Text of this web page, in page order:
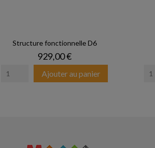
Structure fonctionnelle D6
Prix
929,00 €
Ajouter au panier